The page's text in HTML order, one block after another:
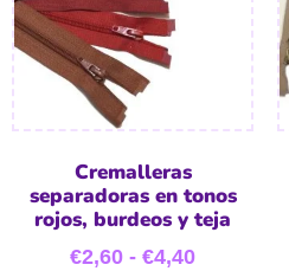
Cremalleras
separadoras en tonos
rojos, burdeos y teja
€2,60 - €4,40